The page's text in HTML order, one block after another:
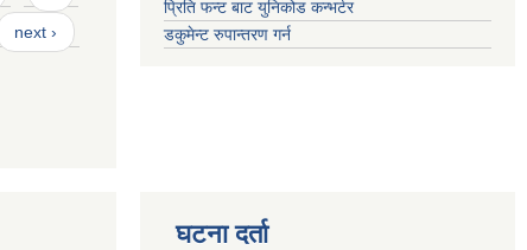
next ›
प्रिति फन्ट बाट युनिकोड कन्भर्टर
डकुमेन्ट रुपान्तरण गर्न
घटना दर्ता